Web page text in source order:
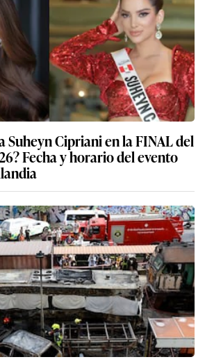
Suheyn Cipriani en la FINAL del
Fecha y horario del evento